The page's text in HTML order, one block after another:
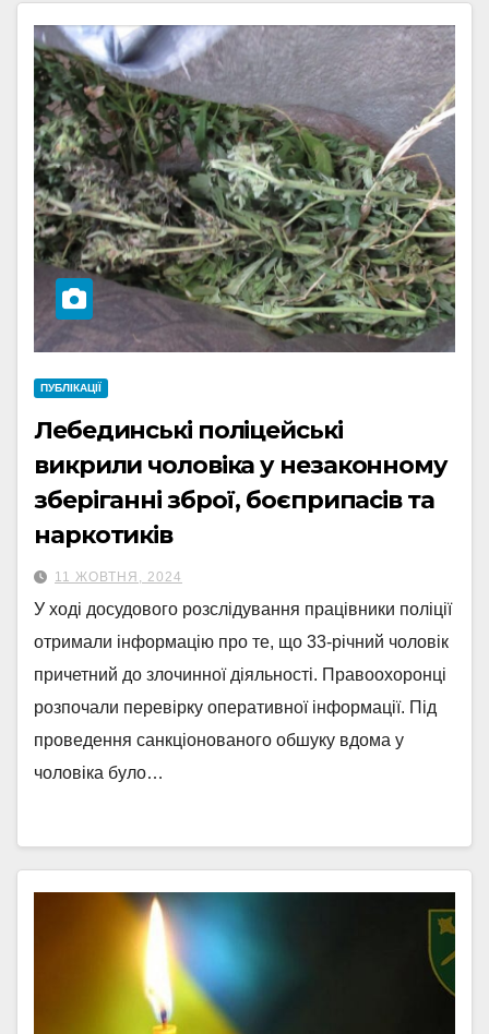
ПУБЛІКАЦІЇ
Лебединські поліцейські
викрили чоловіка у незаконному
зберіганні зброї, боєприпасів та
наркотиків
11 ЖОВТНЯ, 2024
У ході досудового розслідування працівники поліції
отримали інформацію про те, що 33-річний чоловік
причетний до злочинної діяльності. Правоохоронці
розпочали перевірку оперативної інформації. Під
проведення санкціонованого обшуку вдома у
чоловіка було…